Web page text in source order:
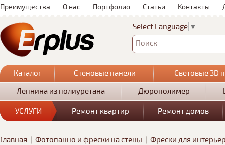
Преимущества О нас Портфолио Статьи Контакты
Select Language ▼
Поиск
Каталог Стеновые панели
Световые 3D
Лепнина из полиуретана
Дюрополимер
УСЛУГИ Ремонт квартир Ремонт домов
Главная | Фотопанно и фрески на стены | Фрески для